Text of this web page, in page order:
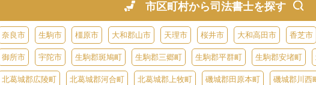
市区町村から司法書士を探す
奈良市 生駒市 橿原市 大和郡山市 天理市 桜井市 大和高田市 香芝市
御所市 宇陀市 生駒郡斑鳩町 生駒郡三郷町 生駒郡平群町 生駒郡安堵町
北葛城郡広陵町 北葛城郡河合町 北葛城郡上牧町 磯城郡田原本町 磯城郡川西